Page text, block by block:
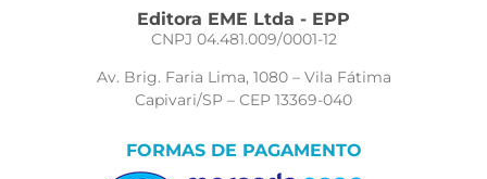
Editora EME Ltda - EPP
CNPJ 04.481.009/0001-12
Av. Brig. Faria Lima, 1080 – Vila Fátima
Capivari/SP – CEP 13369-040
FORMAS DE PAGAMENTO